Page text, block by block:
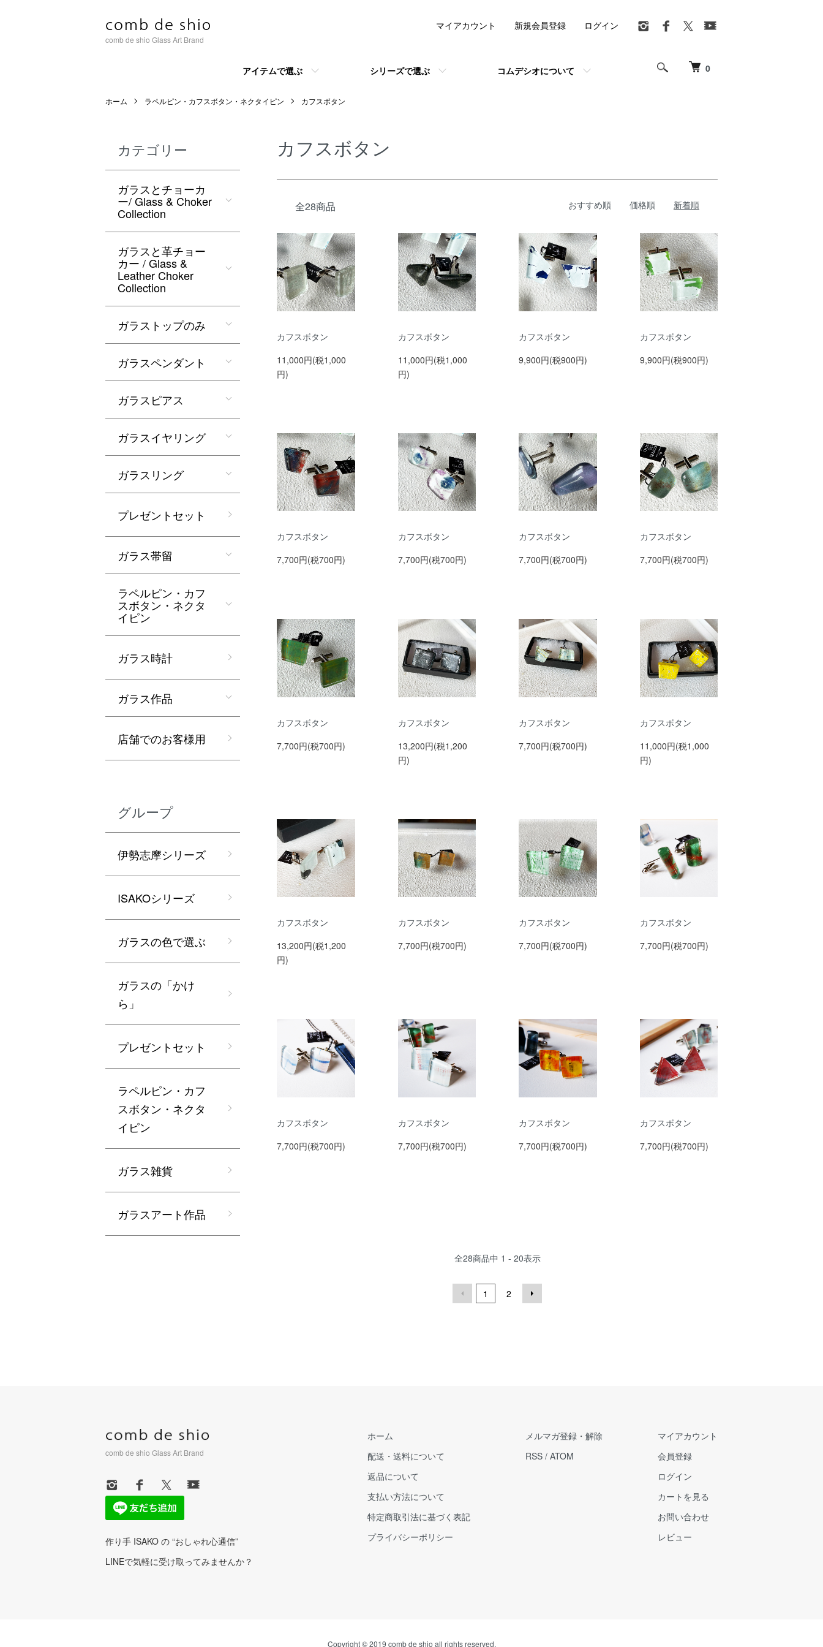
comb de shio Glass Art Brand
0
アイテムで選ぶ シリーズで選ぶ コムデシオについて
マイアカウント 新規会員登録 ログイン
ホーム ラペルピン・カフスボタン・ネクタイピン カフスボタン
カフスボタン
全28商品 おすすめ順 価格順 新着順
カフスボタン
11,000円(税1,000
円)
カフスボタン
11,000円(税1,000
円)
カフスボタン
9,900円(税900円)
カフスボタン
9,900円(税900円)
カフスボタン
7,700円(税700円)
カフスボタン
7,700円(税700円)
カフスボタン
7,700円(税700円)
カフスボタン
7,700円(税700円)
カフスボタン
7,700円(税700円)
カフスボタン
13,200円(税1,200
円)
カフスボタン
7,700円(税700円)
カフスボタン
11,000円(税1,000
円)
カフスボタン
13,200円(税1,200
円)
カフスボタン
7,700円(税700円)
カフスボタン
7,700円(税700円)
カフスボタン
7,700円(税700円)
カフスボタン
7,700円(税700円)
カフスボタン
7,700円(税700円)
カフスボタン
7,700円(税700円)
カフスボタン
7,700円(税700円)
全28商品中 1 - 20表示
1 2
カテゴリー
ガラスとチョーカ
ー/ Glass & Choker
Collection
ガラスと革チョー
カー / Glass &
Leather Choker
Collection
ガラストップのみ
ガラスペンダント
ガラスピアス
ガラスイヤリング
ガラスリング
プレゼントセット
ガラス帯留
ラペルピン・カフ
スボタン・ネクタ
イピン
ガラス時計
ガラス作品
店舗でのお客様用
グループ
伊勢志摩シリーズ
ISAKOシリーズ
ガラスの色で選ぶ
ガラスの「かけ
ら」
プレゼントセット
ラペルピン・カフ
スボタン・ネクタ
イピン
ガラス雑貨
ガラスアート作品
comb de shio Glass Art Brand
作り手 ISAKO の “おしゃれ心通信”
LINEで気軽に受け取ってみませんか？
ホーム
配送・送料について
返品について
支払い方法について
特定商取引法に基づく表記
プライバシーポリシー
メルマガ登録・解除
RSS / ATOM
マイアカウント
会員登録
ログイン
カートを見る
お問い合わせ
レビュー
Copyright © 2019 comb de shio all rights reserved.